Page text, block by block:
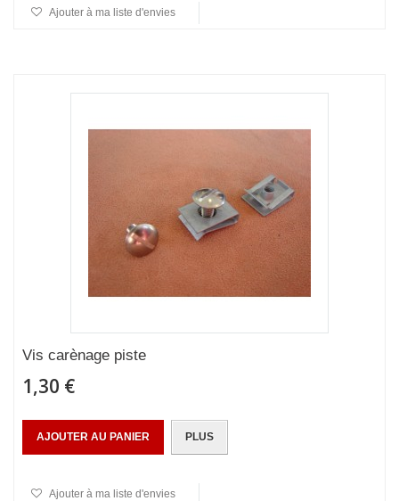
Ajouter à ma liste d'envies
Vis carènage piste
1,30 €
AJOUTER AU PANIER PLUS
Ajouter à ma liste d'envies